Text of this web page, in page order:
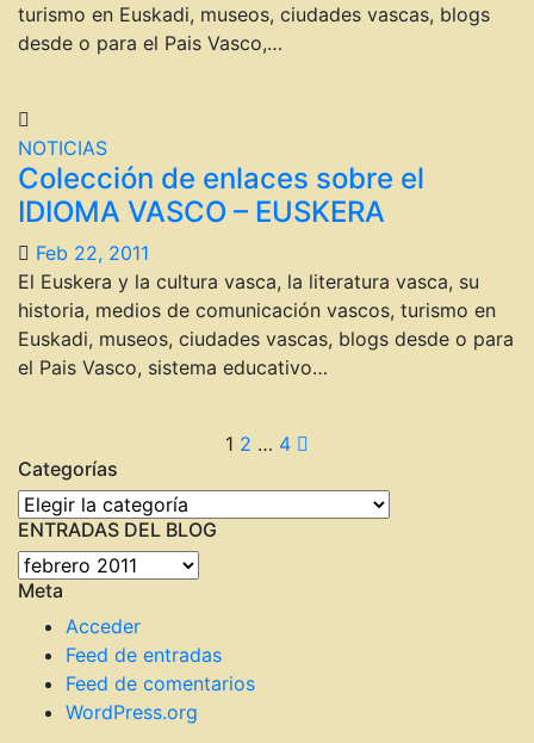
turismo en Euskadi, museos, ciudades vascas, blogs
desde o para el Pais Vasco,…
NOTICIAS
Colección de enlaces sobre el
IDIOMA VASCO – EUSKERA
Feb 22, 2011
El Euskera y la cultura vasca, la literatura vasca, su
historia, medios de comunicación vascos, turismo en
Euskadi, museos, ciudades vascas, blogs desde o para
el Pais Vasco, sistema educativo…
Paginación
de
1 2 … 4
Categorías
Categorías
ENTRADAS DEL BLOG
ENTRADAS
DEL
BLOG
Meta
Acceder
Feed de entradas
Feed de comentarios
WordPress.org